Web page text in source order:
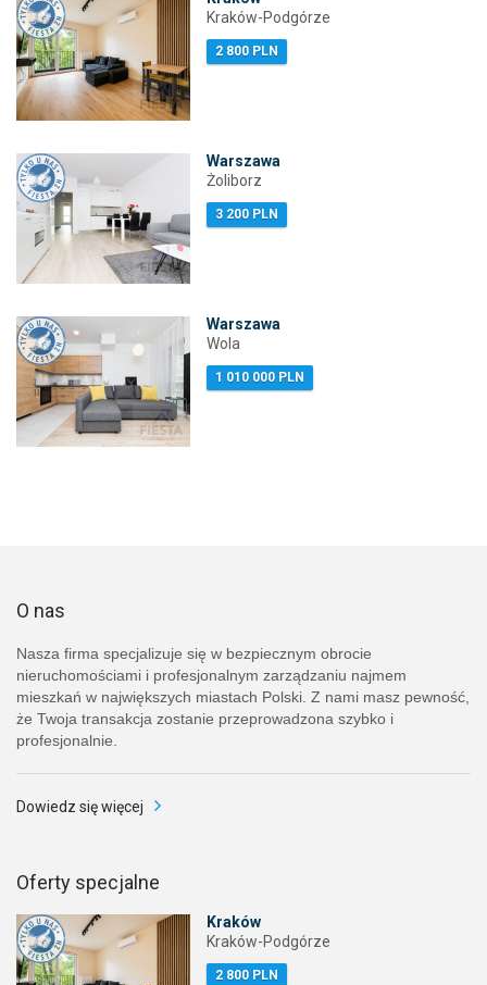
Kraków-Podgórze
2 800 PLN
Warszawa
Żoliborz
3 200 PLN
Warszawa
Wola
1 010 000 PLN
O nas
Nasza firma specjalizuje się w bezpiecznym obrocie
nieruchomościami i profesjonalnym zarządzaniu najmem
mieszkań w największych miastach Polski. Z nami masz pewność,
że Twoja transakcja zostanie przeprowadzona szybko i
profesjonalnie.
Dowiedz się więcej
Oferty specjalne
Kraków
Kraków-Podgórze
2 800 PLN